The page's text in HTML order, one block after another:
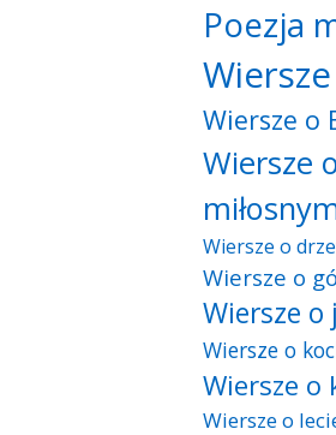
Poezja
Wiersze o
Wiersze
Wiersze o
Wiersze o
Wiersze o
Wiersze o
Wiersze o
Wiersze o